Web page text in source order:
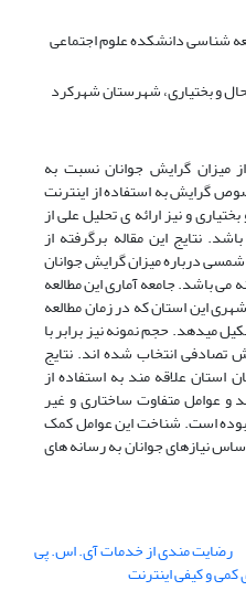
شناسی دانشکده علوم اجتماعی
و بختیاری، شهرستان شهرکرد
میزان گرایش جوانان نسبت به
گرایش به استفاده از اینترنت
و نیز ارائه ی تحلیل علی از
نتایج این مقاله برگرفته از
تحقیقی پیمایشی در سال 86-1385 شمسی درباره میزان گرایش جوانان
می باشد. جامعه آماری این مطالعه
ی جامعه ی شهری این استان که در زمان مطالعه
می‏دهد. حجم نمونه نیز برابر با
تصادفی انتخاب شده اند. نتایج
استان علاقه مند به استفاده از
و عوامل متفاوت ساختاری و غیر
بوده است. شناخت این عوامل کمک
نیازهای جوانان به رسانه های
رضایت مندی از خدمات آی. اس. پی
کمی و کیفی اینترنت